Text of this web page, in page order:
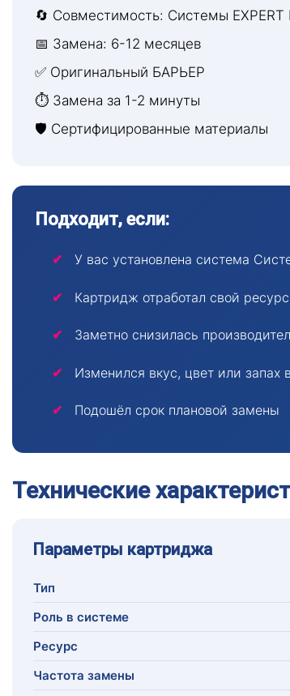
🔄 Совместимость: Системы
📅 Замена: 6-12 месяцев
✅ Оригинальный БАРЬЕР
⏱ Замена за 1-2 минуты
🛡 Сертифицированные материалы
Подходит, если:
У вас установлена система
Картридж отработал свой ресурс
Заметно снизилась
Изменился вкус, цвет или запах
Подошёл срок плановой замены
Технические
Параметры картриджа
Тип
Роль в системе
Ресурс
Частота замены